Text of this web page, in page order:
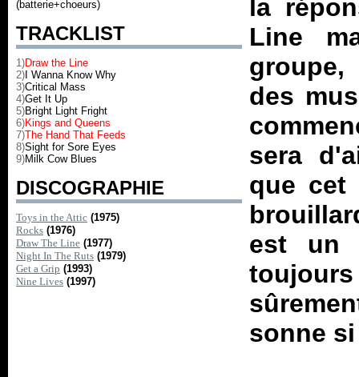
(batterie+choeurs)
TRACKLIST
1)Draw the Line
2) I Wanna Know Why
3)Critical Mass
4)Get It Up
5)Bright Light Fright
6)Kings and Queens
7)The Hand That Feeds
8)Sight for Sore Eyes
9)Milk Cow Blues
DISCOGRAPHIE
Toys in the Attic (1975)
Rocks (1976)
Draw The Line (1977)
Night In The Ruts (1979)
Get a Grip (1993)
Nine Lives (1997)
la
Line
des
sera
que cet
est un
sonne